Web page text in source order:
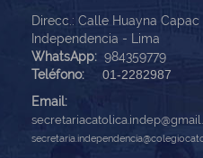
Direcc.: Calle Huayna Capac
Independencia - Lima
WhatsApp: 984359779
Teléfono:
01-2282987
Email: